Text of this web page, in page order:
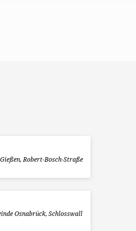
Robert-Bosch-Straße
Osnabrück, Schlosswall